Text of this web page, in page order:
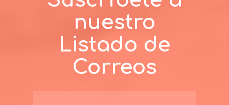
nuestro
Listado de
Correos